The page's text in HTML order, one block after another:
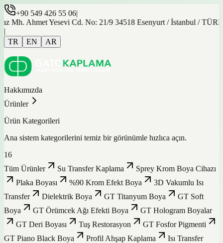
+90 549 426 55 06|
Mh. Ahmet Yesevi Cd. No: 21/9 34518 Esenyurt / İstanbul /
|
TR
EN AR
Hakkımızda
Ürünler
Ürün Kategorileri
Ana sistem kategorilerini temiz bir görünümle hızlıca açın.
16
Tüm Ürünler
Su Transfer Kaplama
Sprey Krom Boya Cihazı
Plaka Boyası
%90 Krom Efekt Boya
3D Vakumlu Isı
Transfer
Dielektrik Boya GT Titanyum Boya
GT Soft
Boya
GT Örümcek Ağı Efekti Boya
GT Hologram Boyalar
GT Deri Boyası
Tuş Restorasyon
GT Fosfor Pigmenti
GT Piano Black Boya
Profil Ahşap Kaplama
Isı Transfer